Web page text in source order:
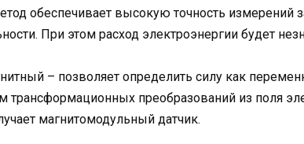
обеспечивает высокую точность измерений
При этом расход электроэнергии будет
– позволяет определить силу как
трансформационных преобразований из поля
магнитомодульный датчик.